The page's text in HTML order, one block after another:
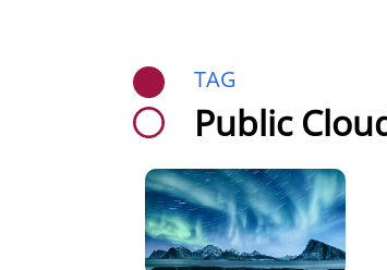
TAG
Public